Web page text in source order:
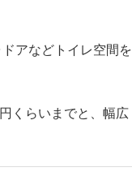
アなどトイレ空間を
くらいまでと、幅広